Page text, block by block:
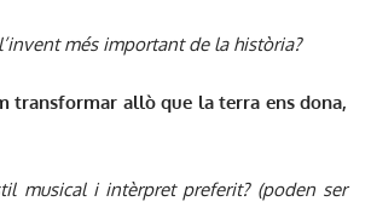
més important de la història?
transformar allò que la terra ens dona,
musical i intèrpret preferit? (poden ser